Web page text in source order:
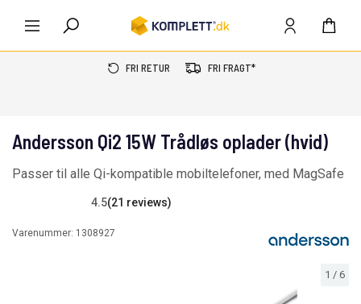
FRI RETUR FRI FRAGT*
1 / 6
Andersson Qi2 15W Trådløs oplader (hvid)
Passer til alle Qi-kompatible mobiltelefoner, med MagSafe
4.5(21 reviews)
Varenummer: 1308927